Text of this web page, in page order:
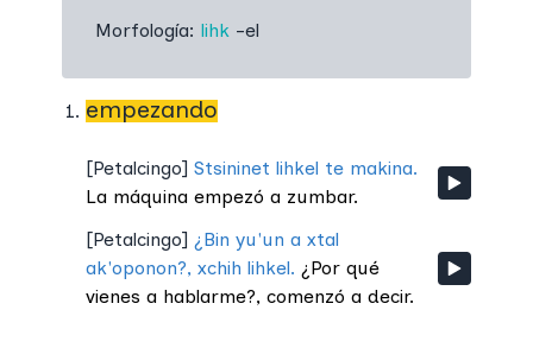
Morfología: lihk -el
empezando
[Petalcingo] Stsininet lihkel te makina.
La máquina empezó a zumbar.
[Petalcingo] ¿Bin yu'un a xtal
ak'oponon?, xchih lihkel. ¿Por qué
vienes a hablarme?, comenzó a decir.